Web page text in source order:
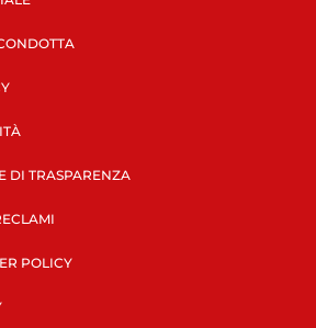
DI TRASPARENZA
POLICY